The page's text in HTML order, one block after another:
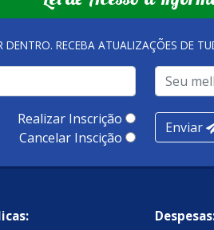
DENTRO. RECEBA ATUALIZAÇÕES DE
Realizar Inscrição
Cancelar Inscição
Enviar